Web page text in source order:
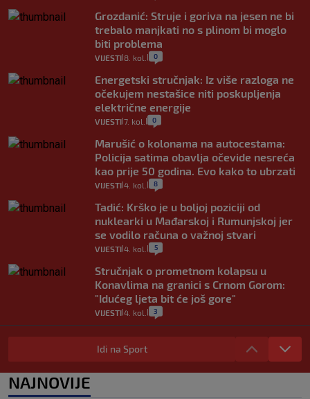
Grozdanić: Struje i goriva na jesen ne bi
trebalo manjkati no s plinom bi moglo
biti problema
VIJESTI 8. kol. 0
Energetski stručnjak: Iz više razloga ne
očekujem nestašice niti poskupljenja
električne energije
VIJESTI 7. kol. 0
Marušić o kolonama na autocestama:
Policija satima obavlja očevide nesreća
kao prije 50 godina. Evo kako to ubrzati
VIJESTI 4. kol. 8
Tadić: Krško je u boljoj poziciji od
nuklearki u Mađarskoj i Rumunjskoj jer
se vodilo računa o važnoj stvari
VIJESTI 4. kol. 5
Stručnjak o prometnom kolapsu u
Konavlima na granici s Crnom Gorom:
"Idućeg ljeta bit će još gore"
VIJESTI 4. kol. 3
Iz Hrvatske u Italiju može se i preko
mora. Provjerili smo brodske linije i
2
Idi na Sport
NAJNOVIJE